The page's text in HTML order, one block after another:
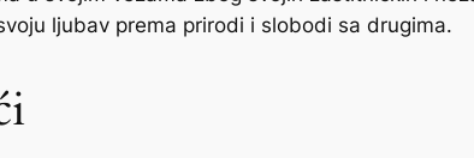
ljubav prema prirodi i slobodi sa drugima.